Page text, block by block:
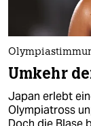
Umkehr
Japan erlebt
Olympiatross